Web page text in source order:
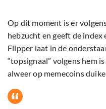
Op dit moment is er
hebzucht en geeft de index
Flipper laat in de
“topsignaal” volgens hem
alweer op memecoins